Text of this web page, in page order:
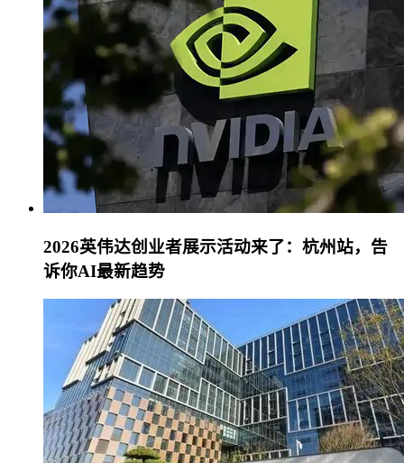
2026英伟达创业者展示活动来了：杭州站，告
诉你AI最新趋势